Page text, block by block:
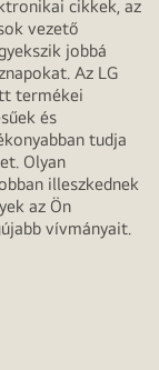
cikkek, az
vezető
jobbá
Az LG
termékei
és
tudja
Olyan
illeszkednek
az Ön
vívmányait.